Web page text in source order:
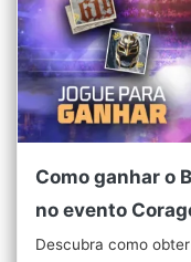
Como ganhar o
no evento
Descubra como